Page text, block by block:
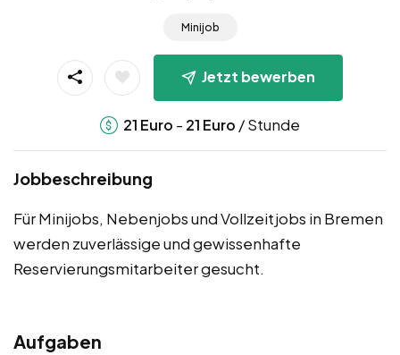
Minijob
Jetzt bewerben
21 Euro - 21 Euro / Stunde
Jobbeschreibung
Für Minijobs, Nebenjobs und Vollzeitjobs in Bremen
werden zuverlässige und gewissenhafte
Reservierungsmitarbeiter gesucht.
Aufgaben